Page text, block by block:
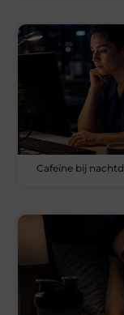
Cafeïne bij